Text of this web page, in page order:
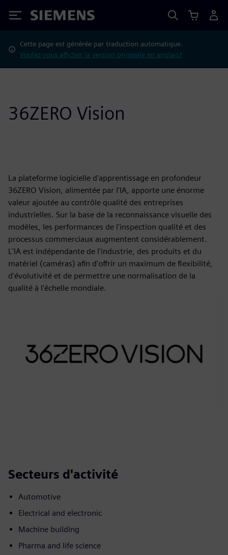
Siemens
Cette page est générée par traduction automatique.
Voulez-vous afficher la version originale en anglais?
36ZERO Vision
La plateforme logicielle d'apprentissage en profondeur
36ZERO Vision, alimentée par l'IA, apporte une énorme
valeur ajoutée au contrôle qualité des entreprises
industrielles. Sur la base de la reconnaissance visuelle des
modèles, les performances de l'inspection qualité et des
processus commerciaux augmentent considérablement.
L'IA est indépendante de l'industrie, des produits et du
matériel (caméras) afin d'offrir un maximum de flexibilité,
d'évolutivité et de permettre une normalisation de la
qualité à l'échelle mondiale.
Secteurs d'activité
Automotive
Electrical and electronic
Machine building
Pharma and life science